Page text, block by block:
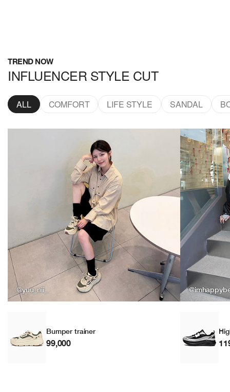
TREND NOW
INFLUENCER STYLE CUT
ALL COMFORT LIFE STYLE SANDAL
@yuu_nii_
Bumper trainer
99,000